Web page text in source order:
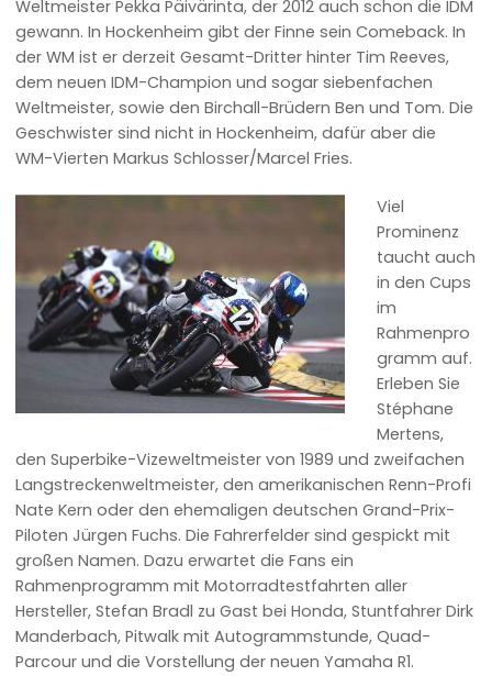
Weltmeister Pekka Päivärinta, der 2012 auch schon die IDM
gewann. In Hockenheim gibt der Finne sein Comeback. In
der WM ist er derzeit Gesamt-Dritter hinter Tim Reeves,
dem neuen IDM-Champion und sogar siebenfachen
Weltmeister, sowie den Birchall-Brüdern Ben und Tom. Die
Geschwister sind nicht in Hockenheim, dafür aber die
WM-Vierten Markus Schlosser/Marcel Fries.
Viel
Prominenz
taucht auch
in den Cups
im
Rahmenpro
gramm auf.
Erleben Sie
Stéphane
Mertens,
den Superbike-Vizeweltmeister von 1989 und zweifachen
Langstreckenweltmeister, den amerikanischen Renn-Profi
Nate Kern oder den ehemaligen deutschen Grand-Prix-
Piloten Jürgen Fuchs. Die Fahrerfelder sind gespickt mit
großen Namen. Dazu erwartet die Fans ein
Rahmenprogramm mit Motorradtestfahrten aller
Hersteller, Stefan Bradl zu Gast bei Honda, Stuntfahrer Dirk
Manderbach, Pitwalk mit Autogrammstunde, Quad-
Parcour und die Vorstellung der neuen Yamaha R1.